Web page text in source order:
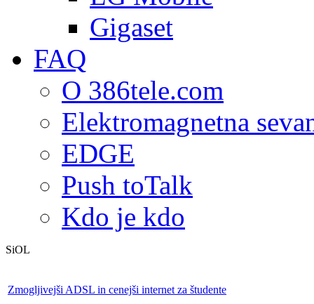
Gigaset
FAQ
O 386tele.com
Elektromagnetna
EDGE
Push toTalk
Kdo je kdo
SiOL
Zmogljivejši ADSL in cenejši internet za študente